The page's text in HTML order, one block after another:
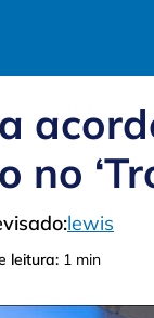
no
lewis
leitura: 1 min